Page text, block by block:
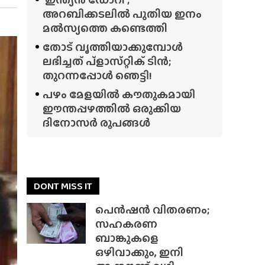
അറബിക്കടലിൽ പുതിയ ഇനം
മൽസ്യത്തെ കണ്ടെത്തി
തോട് വൃത്തിയാക്കുമ്പോൾ
ലഭിച്ചത് പ്‌ളാസ്‌റ്റിക് ടിൻ;
തുറന്നപ്പോൾ ഞെട്ടി!
പഴം മേളയിൽ കൗതുകമായി
ഈന്തപ്പഴത്തിൽ ഒരുക്കിയ
ദിനോസർ രൂപങ്ങൾ
DONT MISS IT
പെൻഷൻ വിതരണം;
സഹകരണ
ബാങ്കുകളെ
ഒഴിവാക്കും, ഇനി